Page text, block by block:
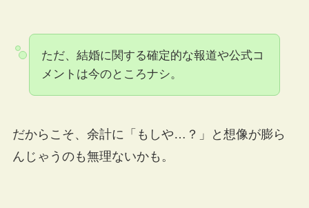
ただ、結婚に関する確定的な報道や公式コ
メントは今のところナシ。
だからこそ、余計に「もしや…？」と想像が膨ら
んじゃうのも無理ないかも。